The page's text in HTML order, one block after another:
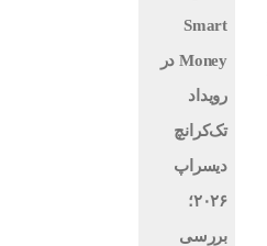
Smart
Money در
رویداد
تک‌کرانچ
دیسراپ
۲۰۲۶؛
بررسی